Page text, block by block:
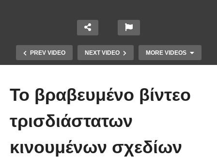
PREV VIDEO NEXT VIDEO MORE VIDEOS
Το βραβευμένο βίντεο
τρισδιάστατων
κινουμένων σχεδίων